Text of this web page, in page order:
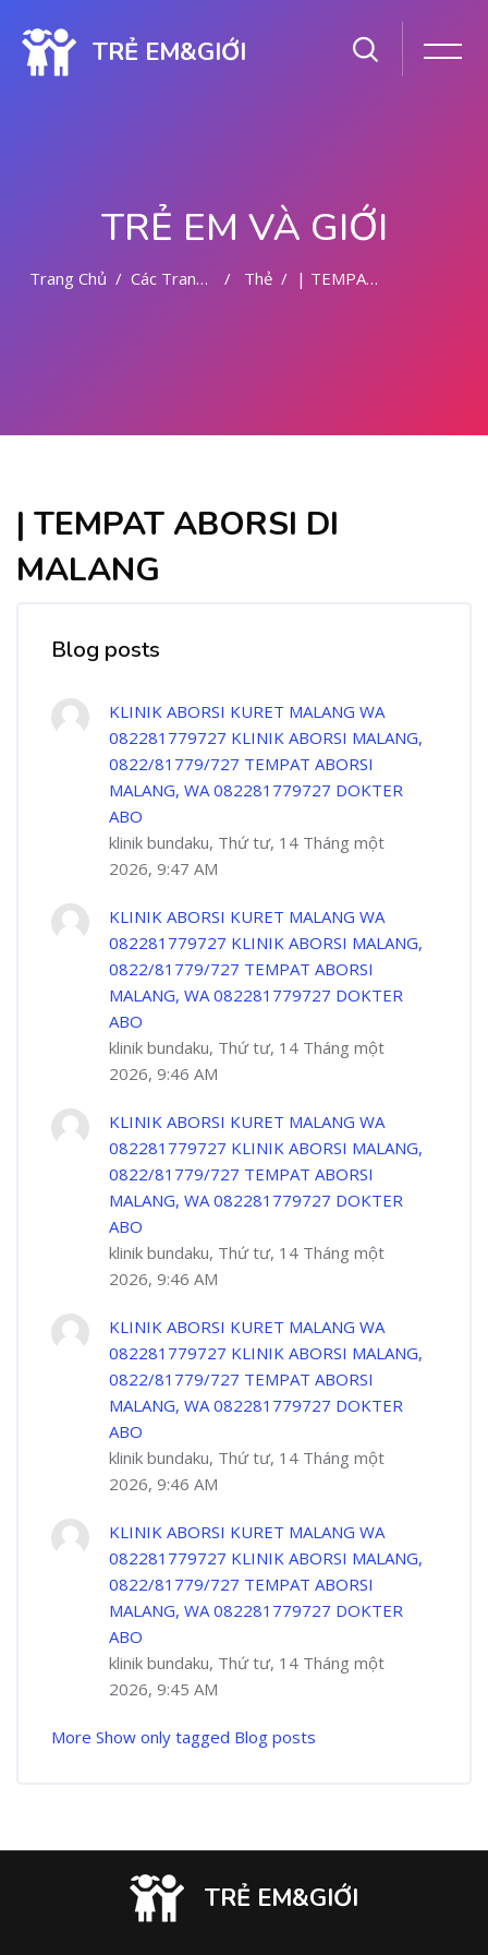
TRẺ EM&GIỚI
TRẺ EM VÀ GIỚI
Trang Chủ Các Trang Của Hệ Thống Thẻ | TEMPAT ABORSI DI MALANG
| TEMPAT ABORSI DI
MALANG
Blog posts
KLINIK ABORSI KURET MALANG WA
082281779727 KLINIK ABORSI MALANG,
0822/81779/727 TEMPAT ABORSI
MALANG, WA 082281779727 DOKTER
ABO
klinik bundaku, Thứ tư, 14 Tháng một
2026, 9:47 AM
KLINIK ABORSI KURET MALANG WA
082281779727 KLINIK ABORSI MALANG,
0822/81779/727 TEMPAT ABORSI
MALANG, WA 082281779727 DOKTER
ABO
klinik bundaku, Thứ tư, 14 Tháng một
2026, 9:46 AM
KLINIK ABORSI KURET MALANG WA
082281779727 KLINIK ABORSI MALANG,
0822/81779/727 TEMPAT ABORSI
MALANG, WA 082281779727 DOKTER
ABO
klinik bundaku, Thứ tư, 14 Tháng một
2026, 9:46 AM
KLINIK ABORSI KURET MALANG WA
082281779727 KLINIK ABORSI MALANG,
0822/81779/727 TEMPAT ABORSI
MALANG, WA 082281779727 DOKTER
ABO
klinik bundaku, Thứ tư, 14 Tháng một
2026, 9:46 AM
KLINIK ABORSI KURET MALANG WA
082281779727 KLINIK ABORSI MALANG,
0822/81779/727 TEMPAT ABORSI
MALANG, WA 082281779727 DOKTER
ABO
klinik bundaku, Thứ tư, 14 Tháng một
2026, 9:45 AM
More Show only tagged Blog posts
TRẺ EM&GIỚI